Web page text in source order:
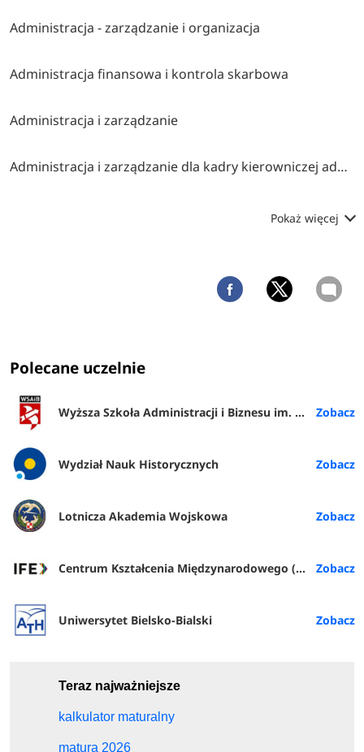
Administracja - zarządzanie i organizacja
Administracja finansowa i kontrola skarbowa
Administracja i zarządzanie
Administracja i zarządzanie dla kadry kierowniczej administracji publicznej
Pokaż więcej
Polecane uczelnie
Wyższa Szkoła Administracji i Biznesu im. E. Kwiatkowskiego w Gdyni
Wydział Nauk Historycznych
Lotnicza Akademia Wojskowa
Centrum Kształcenia Międzynarodowego (IFE) PŁ
Uniwersytet Bielsko-Bialski
Teraz najważniejsze
kalkulator maturalny
matura 2026